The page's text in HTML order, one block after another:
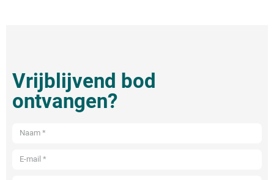
Vrijblijvend bod
ontvangen?